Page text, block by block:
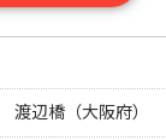
渡辺橋（大阪府）